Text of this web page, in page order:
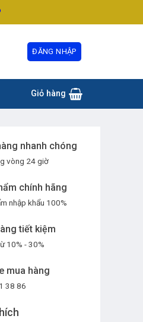
ĐĂNG NHẬP
Giỏ hàng
nhanh chóng
vòng 24 giờ
chính hãng
nhập khẩu 100%
tiết kiệm
10% - 30%
mua hàng
38 86